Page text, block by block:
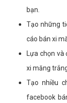
bạn.
Tạo những
cáo bán xi
Lựa chọn và
xi măng
Tạo nhiều
facebook